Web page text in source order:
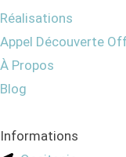
Réalisations
Appel Découverte
À Propos
Blog
Informations